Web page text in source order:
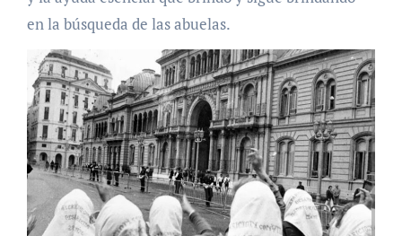
en la búsqueda de las abuelas.